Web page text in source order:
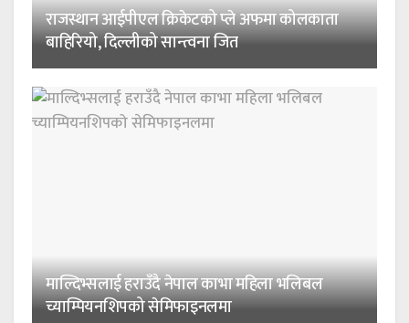
राजस्थान आईपीएल क्रिकेटको प्ले अफमा कोलकाता
बाहिरियो, दिल्लीको सान्त्वना जित
माल्दिभ्सलाई हराउँदै नेपाल काभा महिला भलिबल
च्याम्पियनशिपको सेमिफाइनलमा